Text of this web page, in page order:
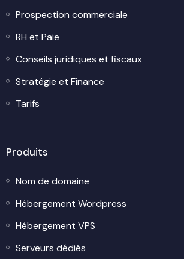
Prospection commerciale
RH et Paie
Conseils juridiques et fiscaux
Stratégie et Finance
Tarifs
Produits
Nom de domaine
Hébergement Wordpress
Hébergement VPS
Serveurs dédiés